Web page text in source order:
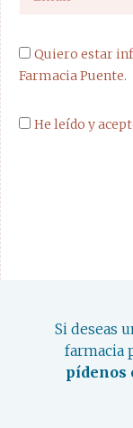
Quiero estar
Farmacia Puente.
He leído y
Si deseas
farmacia
pídenos